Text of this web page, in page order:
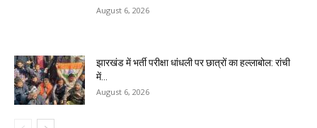
August 6, 2026
झारखंड में भर्ती परीक्षा धांधली पर छात्रों का हल्लाबोल: रांची
में...
August 6, 2026